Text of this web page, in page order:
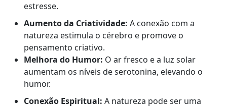
estresse.
Aumento da Criatividade: A conexão com a
natureza estimula o cérebro e promove o
pensamento criativo.
Melhora do Humor: O ar fresco e a luz solar
aumentam os níveis de serotonina, elevando o
humor.
Conexão Espiritual: A natureza pode ser uma